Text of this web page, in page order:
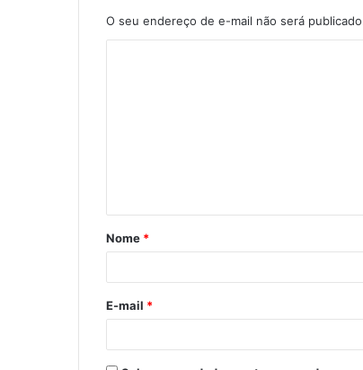
O seu endereço de e-mail não será
á
r
*
Nome *
E-mail *